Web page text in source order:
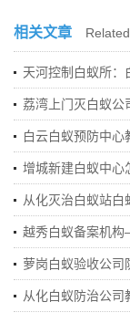
相关文章
天河控制白蚁所：
荔湾上门灭白蚁公
白云白蚁预防中心
增城新建白蚁中心
从化灭治白蚁站
越秀白蚁备案机
萝岗白蚁验收公司
从化白蚁防治公司